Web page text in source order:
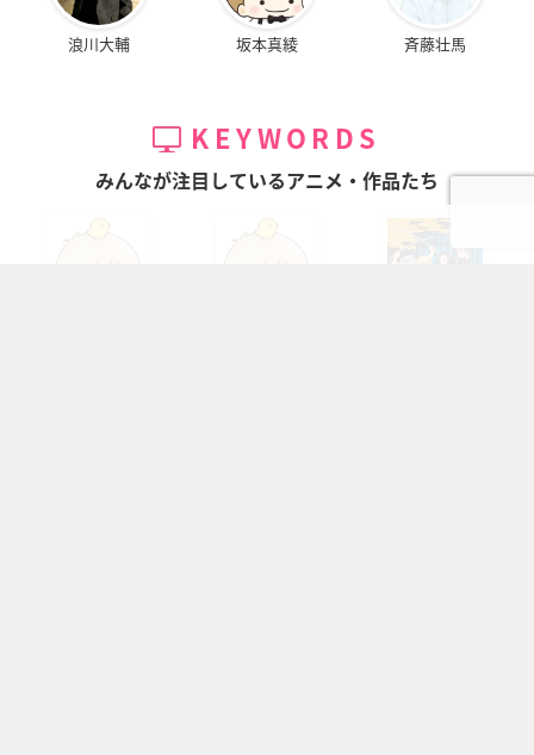
浪川大輔 坂本真綾 斉藤壮馬
KEYWORDS
みんなが注目しているアニメ・作品たち